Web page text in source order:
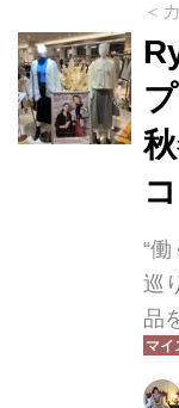
＜
“
巡
品
シ
ル